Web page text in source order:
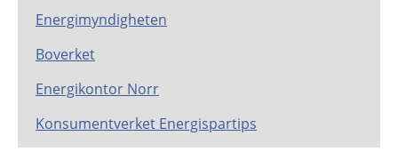
Energimyndigheten
Boverket
Energikontor Norr
Konsumentverket Energispartips